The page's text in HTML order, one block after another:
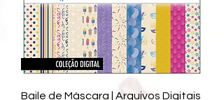
Baile de Máscara | Arquivos Digitais